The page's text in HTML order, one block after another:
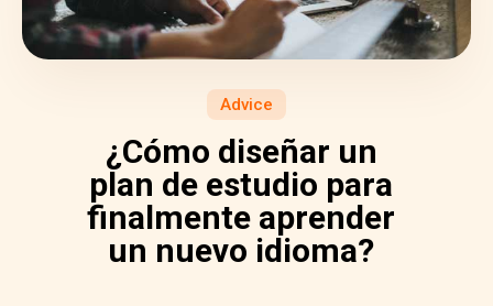
Advice
¿Cómo diseñar un
plan de estudio para
finalmente aprender
un nuevo idioma?